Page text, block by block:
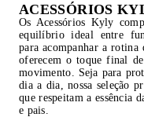
ACESSÓRIOS
Os Acessórios Kyly
equilíbrio ideal entre
para acompanhar a rotina
oferecem o toque final
movimento. Seja para
dia a dia, nossa seleção
que respeitam a essência
e pais.